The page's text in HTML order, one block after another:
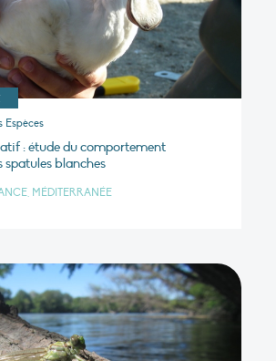
Espèces
: étude du comportement
blanches
MÉDITERRANÉE